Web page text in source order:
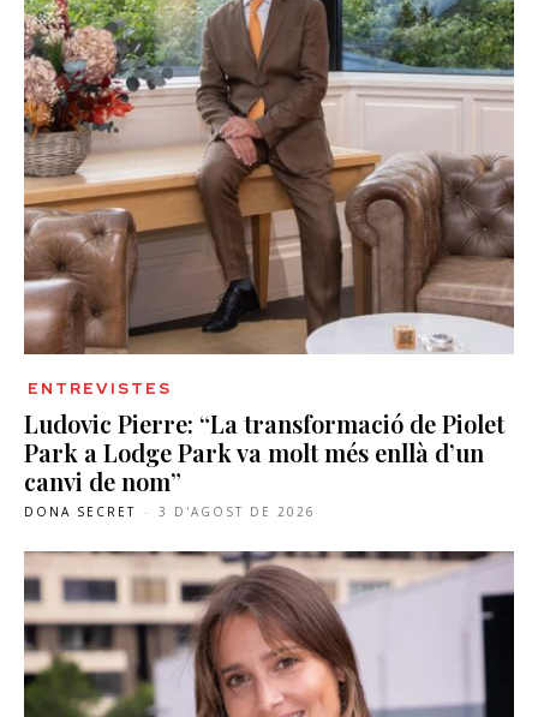
ENTREVISTES
Ludovic Pierre: “La transformació de Piolet
Park a Lodge Park va molt més enllà d’un
canvi de nom”
DONA SECRET - 3 D'AGOST DE 2026